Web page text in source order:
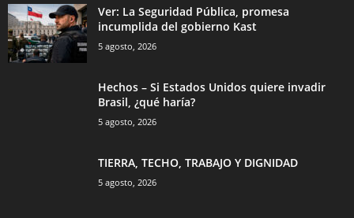
Ver: La Seguridad Pública, promesa
incumplida del gobierno Kast
5 agosto, 2026
Hechos – Si Estados Unidos quiere invadir
Brasil, ¿qué haría?
5 agosto, 2026
TIERRA, TECHO, TRABAJO Y DIGNIDAD
5 agosto, 2026